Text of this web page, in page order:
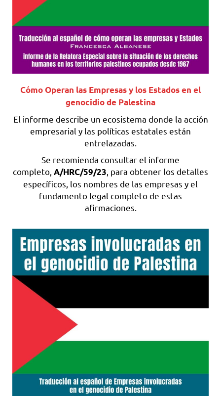
Cómo Operan las Empresas y los Estados en el
genocidio de Palestina
El informe describe un ecosistema donde la acción
empresarial y las políticas estatales están
entrelazadas.
Se recomienda consultar el informe
completo, A/HRC/59/23 , para obtener los detalles
específicos, los nombres de las empresas y el
fundamento legal completo de estas
afirmaciones.